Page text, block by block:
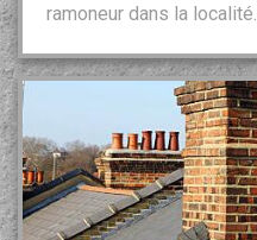
ramoneur dans la localité.